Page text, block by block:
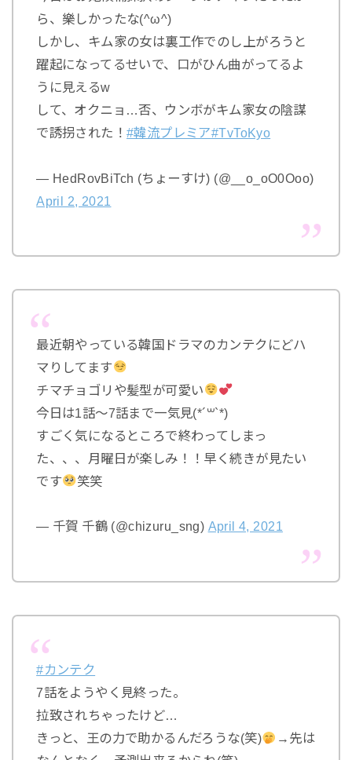
ら、樂しかったな(^ω^)
しかし、キム家の女は裏工作でのし上がろうと
躍起になってるせいで、口がひん曲がってるよ
うに見えるw
して、オクニョ…否、ウンボがキム家女の陰謀
で誘拐された！ #韓流プレミア#TvToKyo
— HedRovBiTch (ちょーすけ) (@__o_oO0Ooo)
April 2, 2021
最近朝やっている韓国ドラマのカンテクにどハ
マりしてます
チマチョゴリや髪型が可愛い
今日は1話〜7話まで一気見(*´꒳`*)
すごく気になるところで終わってしまっ
た、、、月曜日が楽しみ！！早く続きが見たい
です
笑笑
— 千賀 千鶴 (@chizuru_sng) April 4, 2021
#カンテク
7話をようやく見終った。
拉致されちゃったけど…
きっと、王の力で助かるんだろうな(笑)
→先は